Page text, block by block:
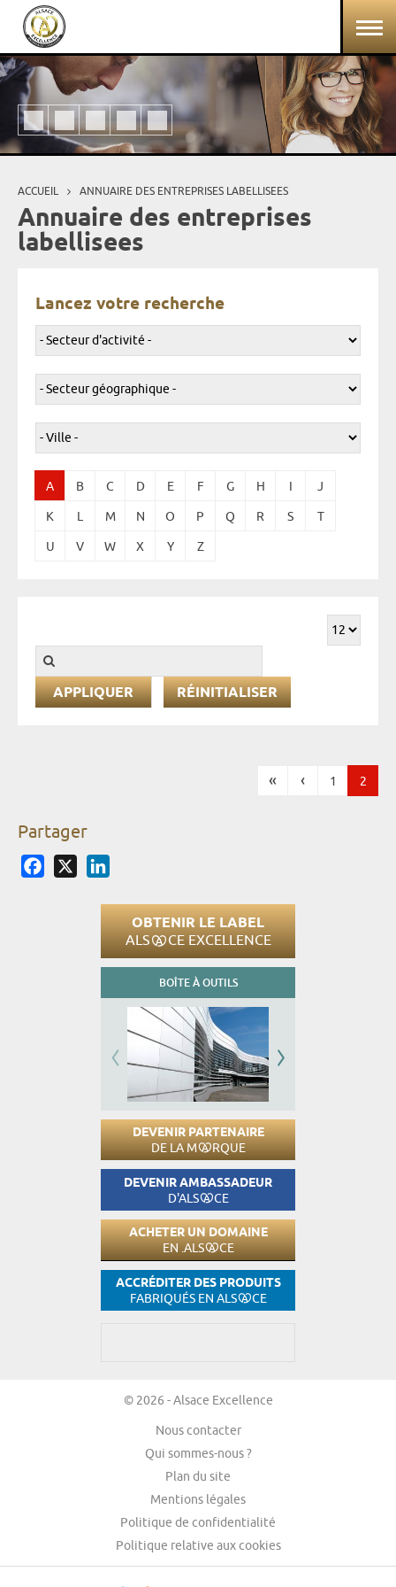
Aller au contenu principal
Vous êtes ici
ACCUEIL ANNUAIRE DES ENTREPRISES LABELLISEES
Annuaire des entreprises
labellisees
Lancez votre recherche
A B C D E F G H I J
K L M N O P Q R S T
U V W X Y Z
RÉINITIALISER
« ‹ 1 2
Partager
Facebook
OBTENIR LE LABEL
ALS CE EXCELLENCE
BOÎTE À OUTILS
DEVENIR PARTENAIRE
DE LA M RQUE
DEVENIR AMBASSADEUR
D'ALS CE
ACHETER UN DOMAINE
EN .ALS CE
ACCRÉDITER DES PRODUITS
FABRIQUÉS EN ALS CE
© 2026 - Alsace Excellence
Nous contacter
Qui sommes-nous ?
Plan du site
Mentions légales
Politique de confidentialité
Politique relative aux cookies
Panneau de gestion des cookies